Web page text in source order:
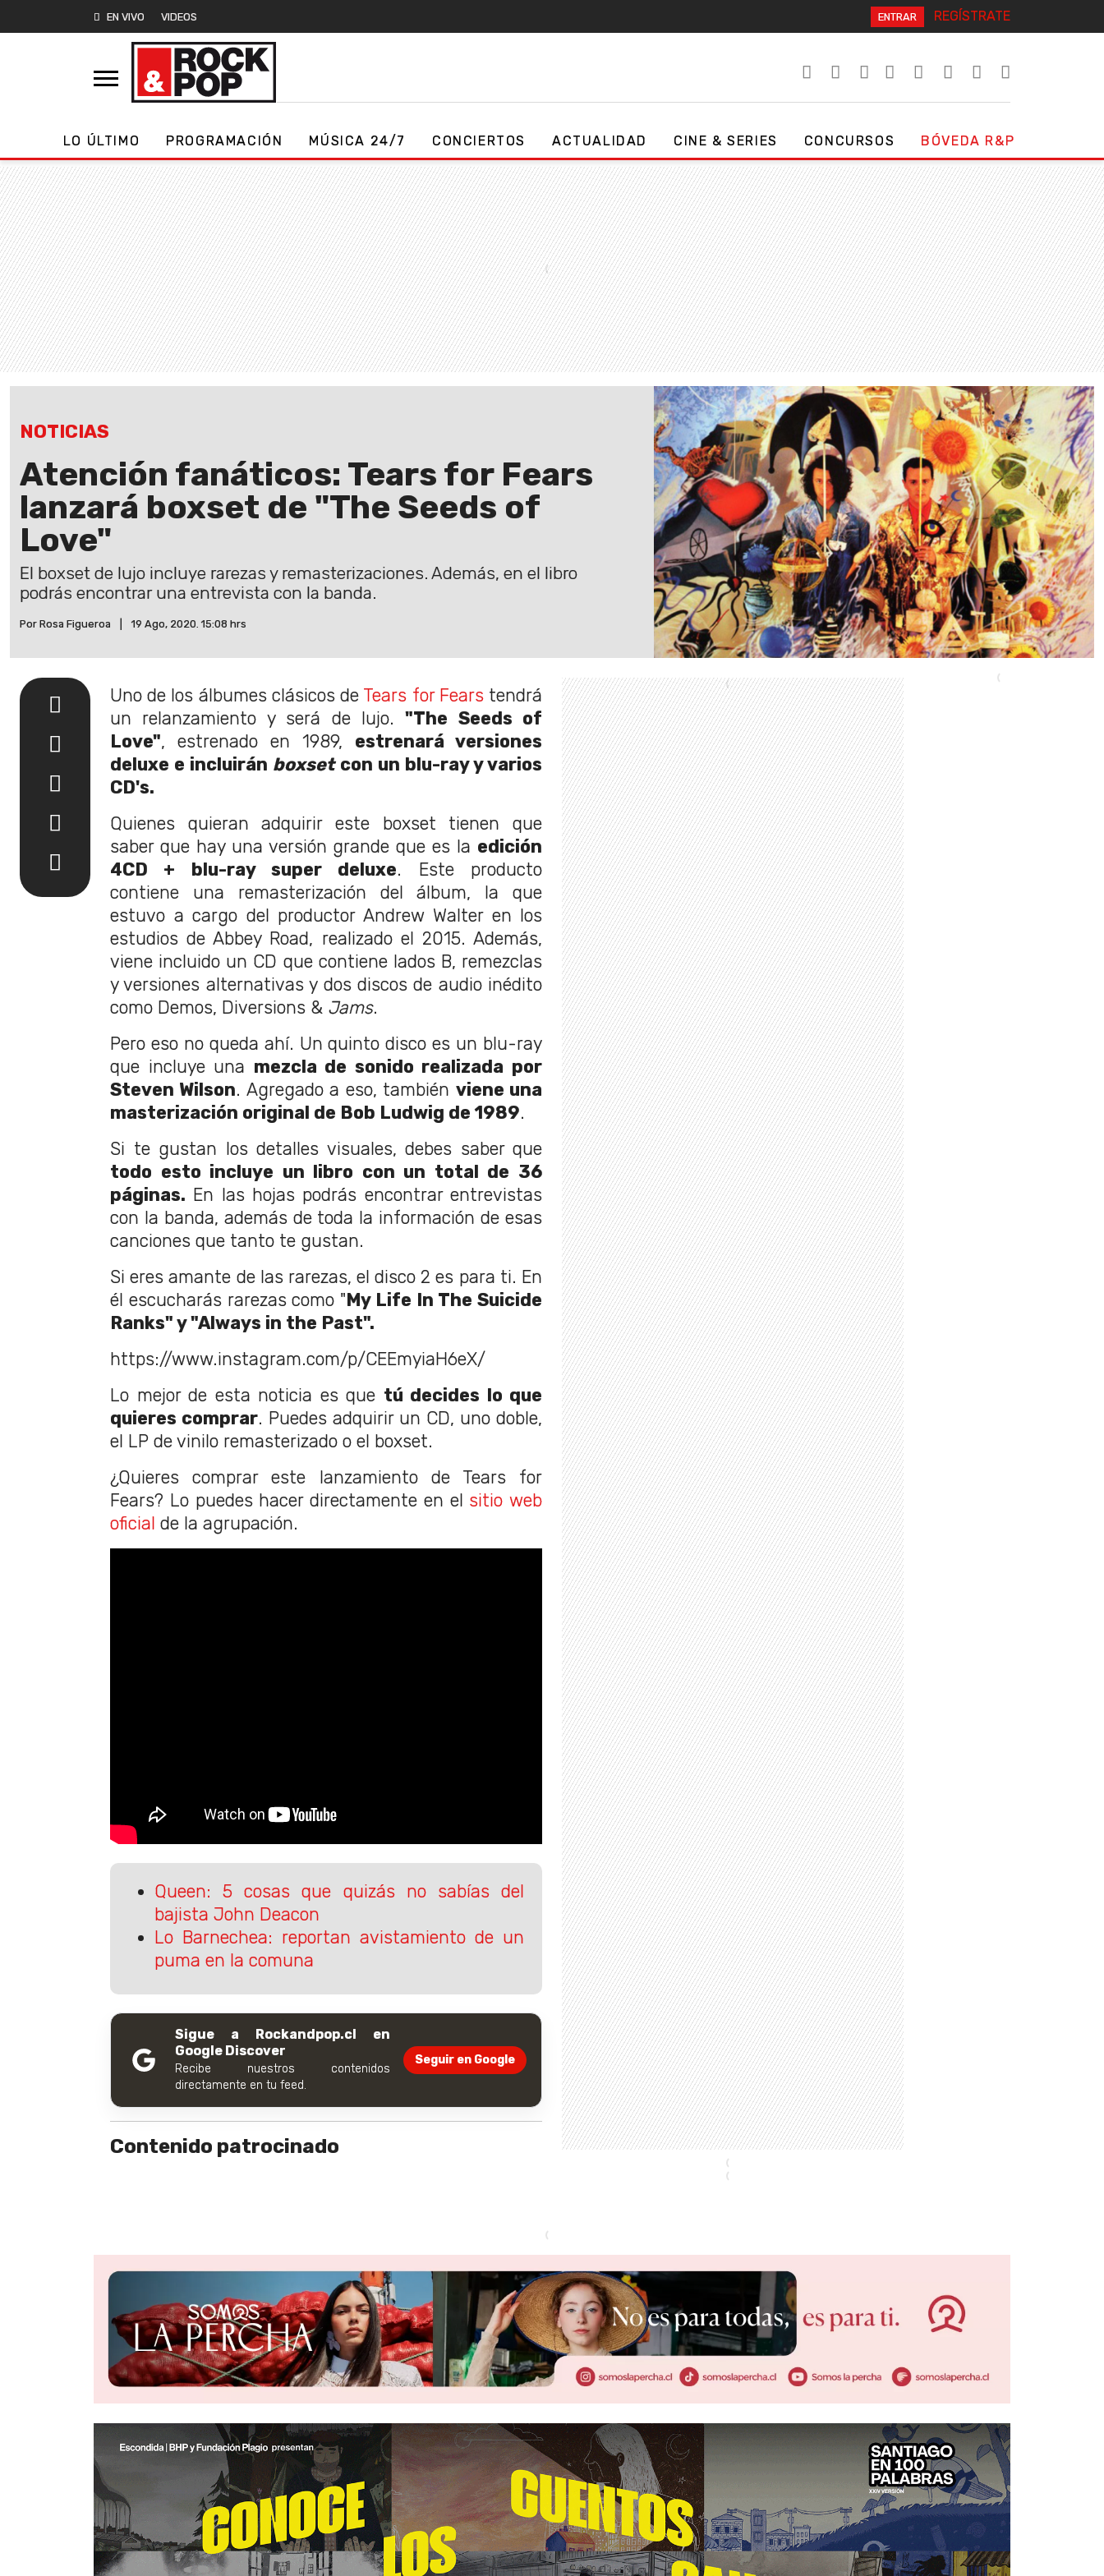
EN VIVO VIDEOS ENTRAR REGÍSTRATE
LO ÚLTIMO PROGRAMACIÓN MÚSICA 24/7 CONCIERTOS ACTUALIDAD CINE & SERIES CONCURSOS BÓVEDA R&P
NOTICIAS
Atención fanáticos: Tears for Fears
lanzará boxset de "The Seeds of
Love"
El boxset de lujo incluye rarezas y remasterizaciones. Además, en el libro
podrás encontrar una entrevista con la banda.
Por Rosa Figueroa 19 Ago, 2020. 15:08 hrs
Uno de los álbumes clásicos de Tears for Fearstendrá
un relanzamiento y será de lujo."The Seeds of
Love", estrenado en 1989, estrenará versiones
deluxe e incluirán boxset con un blu-ray y varios
CD's.
Quienes quieran adquirir este boxset tienen que
saber que hay una versión grande que es la edición
4CD + blu-ray super deluxe. Este producto
contiene una remasterización del álbum, la que
estuvo a cargo del productor Andrew Walter en los
estudios de Abbey Road, realizado el 2015. Además,
viene incluido un CD que contiene lados B, remezclas
y versiones alternativas y dos discos de audio inédito
como Demos, Diversions & Jams.
Pero eso no queda ahí. Un quinto disco es un blu-ray
que incluye una mezcla de sonido realizada por
Steven Wilson. Agregado a eso, también viene una
masterización original de Bob Ludwig de 1989.
Si te gustan los detalles visuales, debes saber que
todo esto incluye un libro con un total de 36
páginas. En las hojas podrás encontrar entrevistas
con la banda, además de toda la información de esas
canciones que tanto te gustan.
Si eres amante de las rarezas, el disco 2 es para ti. En
él escucharás rarezas como "My Life In The Suicide
Ranks" y "Always in the Past".
https://www.instagram.com/p/CEEmyiaH6eX/
Lo mejor de esta noticia es que tú decides lo que
quieres comprar. Puedes adquirir un CD, uno doble,
el LP de vinilo remasterizado o el boxset.
¿Quieres comprar este lanzamiento de Tears for
Fears? Lo puedes hacer directamente en el sitio web
oficial de la agrupación.
Queen: 5 cosas que quizás no sabías del
bajista John Deacon
Lo Barnechea: reportan avistamiento de un
puma en la comuna
Sigue a Rockandpop.cl en
Google Discover
Recibe nuestros contenidos
directamente en tu feed.
Seguir en Google
Contenido patrocinado